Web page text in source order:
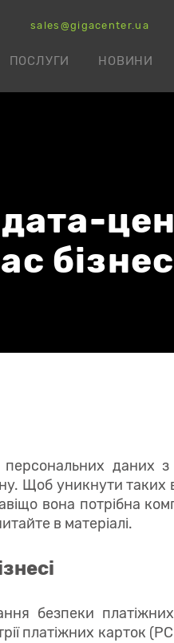
sales@gigacenter.ua
ПОСЛУГИ НОВИНИ
даних з
Щоб уникнути таких
вона потрібна
в матеріалі.
безпеки
платіжних карток